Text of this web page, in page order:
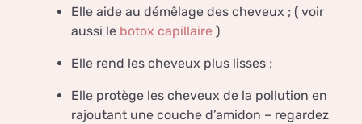
Elle aide au démêlage des cheveux ; ( voir
aussi le botox capillaire )
Elle rend les cheveux plus lisses ;
Elle protège les cheveux de la pollution en
rajoutant une couche d’amidon – regardez